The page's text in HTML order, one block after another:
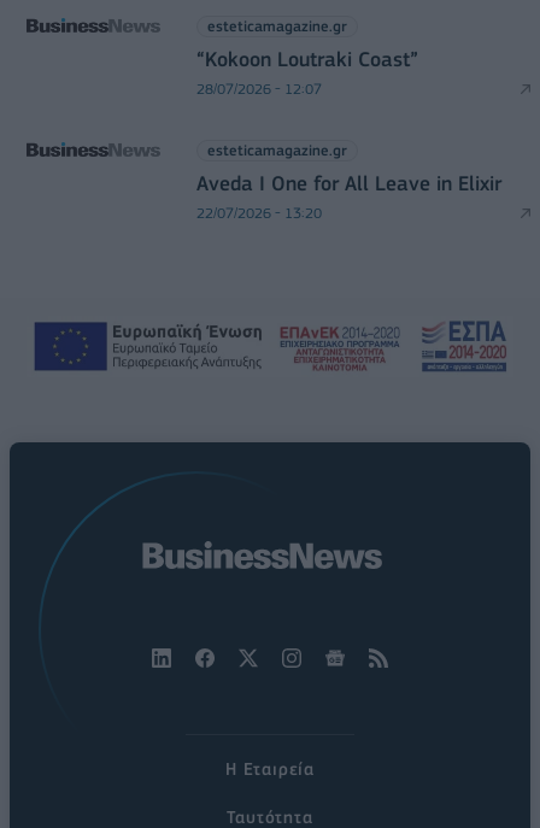
esteticamagazine.gr
“Kokoon Loutraki Coast”
28/07/2026 - 12:07
esteticamagazine.gr
Aveda I One for All Leave in Elixir
22/07/2026 - 13:20
Η Εταιρεία
Ταυτότητα